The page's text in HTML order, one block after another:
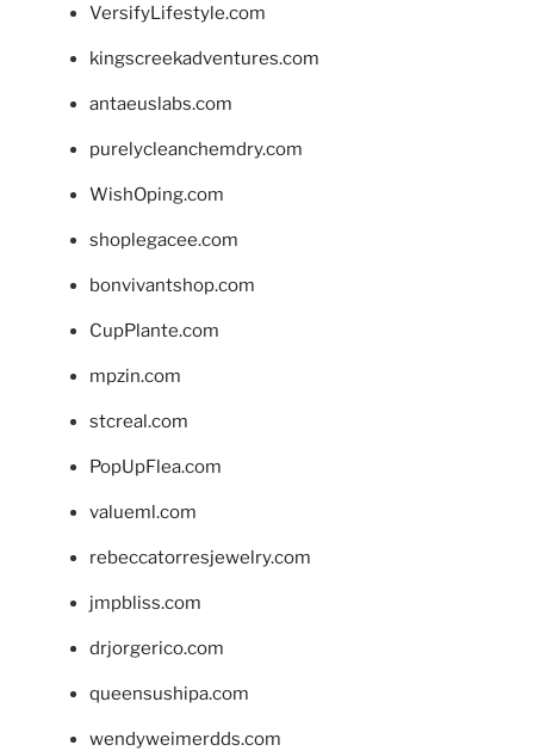
VersifyLifestyle.com
kingscreekadventures.com
antaeuslabs.com
purelycleanchemdry.com
WishOping.com
shoplegacee.com
bonvivantshop.com
CupPlante.com
mpzin.com
stcreal.com
PopUpFlea.com
valueml.com
rebeccatorresjewelry.com
jmpbliss.com
drjorgerico.com
queensushipa.com
wendyweimerdds.com